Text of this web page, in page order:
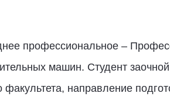
профессиональное –
машин. Студент
факультета, направление